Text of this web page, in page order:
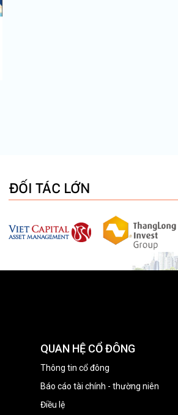
ĐỐI TÁC LỚN
QUAN HỆ CỔ ĐÔNG
Thông tin cổ đông
Báo cáo tài chính - thường niên
Điều lệ